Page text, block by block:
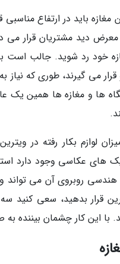
باید در ارتفاع
دید مشتریان قرار می
خود رد شوید. جالب است
می گیرند، طوری که نیاز
ها و مغازه ها همین یک
لوازم بکار رفته در
های عکاسی وجود دارد
روبروی آن می تواند
قرار بدهید، سعی کنید
با این کار چشمان بیننده